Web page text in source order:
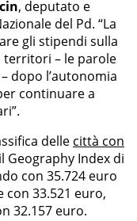
, deputato e
del Pd. “La
gli stipendi sulla
territori – le parole
dopo l’autonomia
continuare a
delle città con
Geography Index di
con 35.724 euro
con 33.521 euro,
32.157 euro.